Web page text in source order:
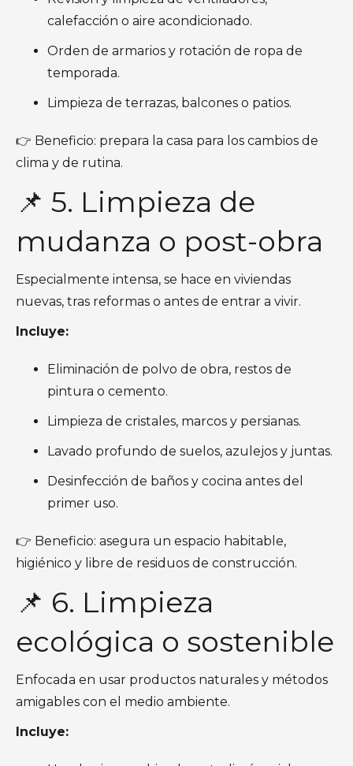
calefacción o aire acondicionado.
Orden de armarios y rotación de ropa de
temporada.
Limpieza de terrazas, balcones o patios.
👉 Beneficio: prepara la casa para los cambios de
clima y de rutina.
📌 5. Limpieza de
mudanza o post-obra
Especialmente intensa, se hace en viviendas
nuevas, tras reformas o antes de entrar a vivir.
Incluye:
Eliminación de polvo de obra, restos de
pintura o cemento.
Limpieza de cristales, marcos y persianas.
Lavado profundo de suelos, azulejos y juntas.
Desinfección de baños y cocina antes del
primer uso.
👉 Beneficio: asegura un espacio habitable,
higiénico y libre de residuos de construcción.
📌 6. Limpieza
ecológica o sostenible
Enfocada en usar productos naturales y métodos
amigables con el medio ambiente.
Incluye: